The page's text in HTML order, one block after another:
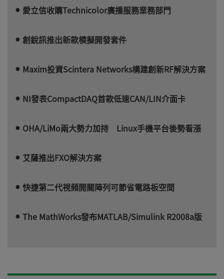
愛立信收購Technicolor廣播服務業務部門
創銳訊推出新款模擬開發套件
Maxim投資Scintera Networks構建創新RF解決方案
NI發表CompactDAQ首款低速CAN/LIN介面卡
OHA/LiMo兩大勢力加持 Linux手機平台後勢看漲
艾薩推出FXO解決方案
快捷第二代視頻開關陣列可節省電路板空間
The MathWorks發布MATLAB/Simulink R2008a版